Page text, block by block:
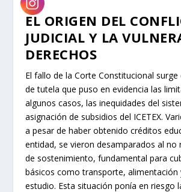
EL ORIGEN DEL
JUDICIAL Y LA
DERECHOS
El fallo de la Corte Constitucional surge
de tutela que puso en evidencia las
algunos casos, las inequidades del
asignación de subsidios del ICETEX.
a pesar de haber obtenido créditos
entidad, se vieron desamparados al no
de sostenimiento, fundamental para
básicos como transporte, alimentación
estudio. Esta situación ponía en riesgo